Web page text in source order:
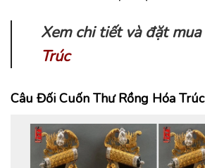
Xem chi tiết và đặt mua
Trúc
Câu Đối Cuốn Thư Rồng Hóa Trúc